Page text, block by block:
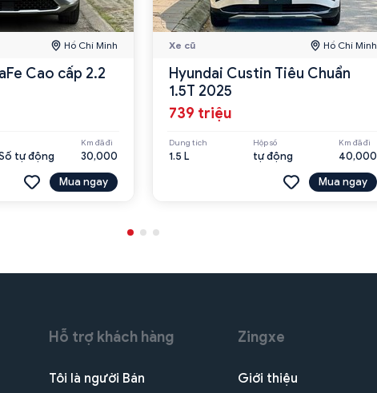
Hồ Chí Minh
Cao cấp 2.2
tự động
Km đã đi
30,000
Mua ngay
Xe cũ Hồ Chí Minh
Hyundai Custin Tiêu Chuẩn
1.5T 2025
739 triệu
Dung tích
1.5 L
Hộp số
tự động
Km đã đi
40,000
Mua ngay
Hỗ trợ khách hàng
Tôi là người Bán
Zingxe
Giới thiệu